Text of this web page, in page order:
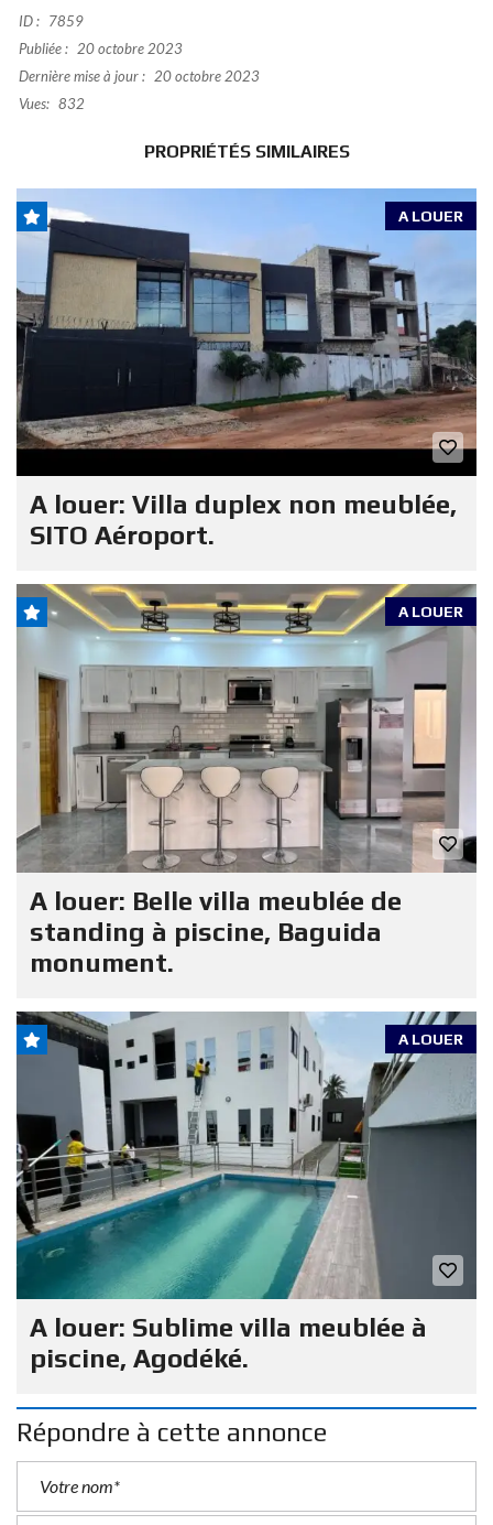
ID : 7859
Publiée : 20 octobre 2023
Dernière mise à jour : 20 octobre 2023
Vues: 832
PROPRIÉTÉS SIMILAIRES
A LOUER
A louer: Villa duplex non meublée,
SITO Aéroport.
A LOUER
A louer: Belle villa meublée de
standing à piscine, Baguida
monument.
A LOUER
A louer: Sublime villa meublée à
piscine, Agodéké.
Répondre à cette annonce